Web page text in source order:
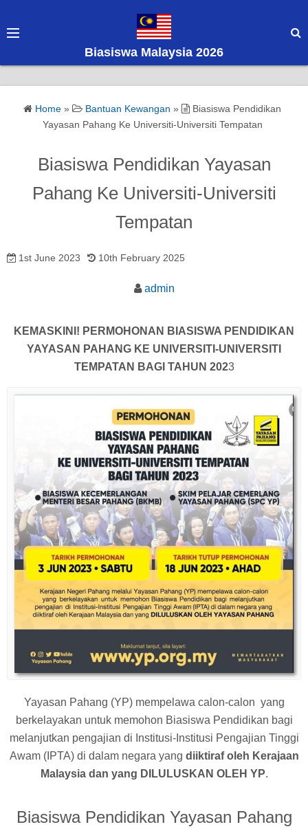
Biasiswa Malaysia 2026
Home » Bantuan Kewangan »
Biasiswa Pendidikan
Yayasan Pahang Ke Universiti-Universiti Tempatan
Biasiswa Pendidikan Yayasan
Pahang Ke Universiti-Universiti
Tempatan
1st June 2023 10th February 2025
admin
KEMASKINI! PERMOHONAN BIASISWA PENDIDIKAN
YAYASAN PAHANG KE UNIVERSITI-UNIVERSITI
TEMPATAN BAGI TAHUN 2023
Yayasan Pahang (YP) mempelawa calon-calon yang
berkelayakan untuk memohon Biasiswa Pendidikan bagi
melanjutkan pengajian di Institusi-Institusi Pengajian Tinggi
Awam (IPTA) di dalam negara yang diiktiraf oleh Kerajaan
Malaysia dan yang DILULUSKAN OLEH YP.
Biasiswa Pendidikan Yayasan Pahang